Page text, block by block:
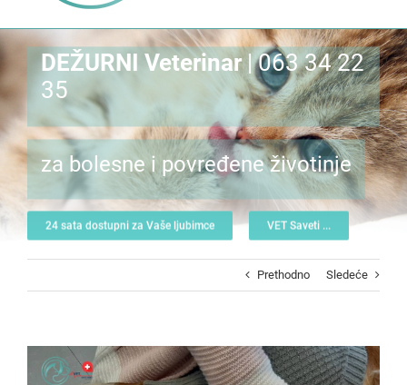
DEŽURNI Veterinar| 063 34 22
35
za bolesne i povređene životinje
24 sata dostupni za Vaše ljubimce VET Saveti ...
Prethodno Sledeće
Larger